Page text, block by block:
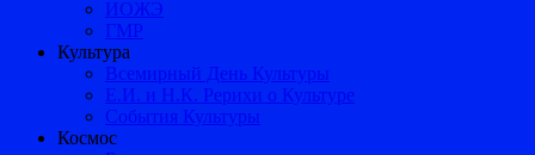
ИОЖЭ
ГМР
Культура
Всемирный День Культуры
Е.И. и Н.К. Рерихи о Культуре
События Культуры
Космос